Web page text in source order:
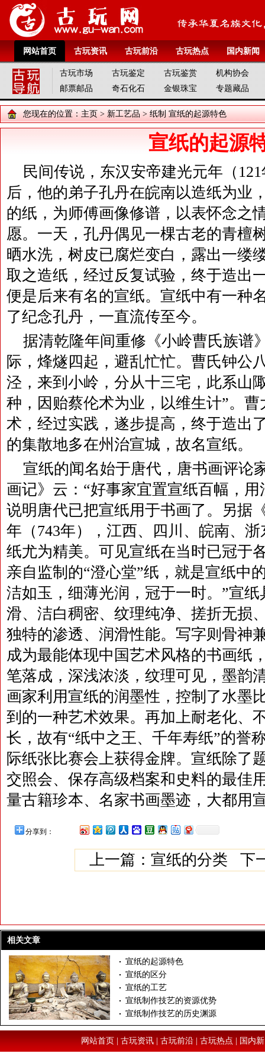
网站首页 古玩资讯 古玩前沿 古玩热点 国内新闻
古玩市场 古玩鉴定 古玩鉴赏
机构协会
邮票邮品
奇石化石 金银珠宝 专题藏品
您现在的位置： 主页 > 新工艺品 > 纸制 宣纸的起源特色
宣纸的起源
民间传说，东汉安帝建光元年（
后，他的弟子孔丹在皖南以造纸为业
的纸，为师傅画像修谱，以表怀念之
愿。一天，孔丹偶见一棵古老的青檀
晒水洗，树皮已腐烂变白，露出一缕
取之造纸，经过反复试验，终于造出
便是后来有名的宣纸。宣纸中有一种
了纪念孔丹，一直流传至今。
据清乾隆年间重修《小岭曹氏族谱
际，烽燧四起，避乱忙忙。曹氏钟公
泾，来到小岭，分从十三宅，此系山
种，因贻蔡伦术为业，以维生计”。
术，经过实践，遂步提高，终于造出
的集散地多在州治宣城，故名宣纸。
宣纸的闻名始于唐代，唐书画评论
画记》云：“好事家宜置宣纸百幅，
说明唐代已把宣纸用于书画了。另据
年（743年），江西、四川、皖南、
纸尤为精美。可见宣纸在当时已冠于
亲自监制的“澄心堂”纸，就是宣纸中
洁如玉，细薄光润，冠于一时。”宣
滑、洁白稠密、纹理纯净、搓折无损
独特的渗透、润滑性能。写字则骨神
成为最能体现中国艺术风格的书画纸
笔落成，深浅浓淡，纹理可见，墨韵
画家利用宣纸的润墨性，控制了水墨
到的一种艺术效果。再加上耐老化、
长，故有“纸中之王、千年寿纸”的誉
际纸张比赛会上获得金牌。宣纸除了
交照会、保存高级档案和史料的最佳
量古籍珍本、名家书画墨迹，大都用
分享到：
上一篇： 宣纸的分类 下
相关文章
宣纸的起源特色
宣纸的区分
宣纸的工艺
宣纸制作技艺的资源优势
宣纸制作技艺的历史渊源
网站首页|古玩资讯|古玩前沿|古玩热点|国内